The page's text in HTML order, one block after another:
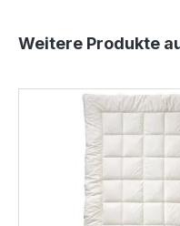
Produktgalerie
Weitere Produkte